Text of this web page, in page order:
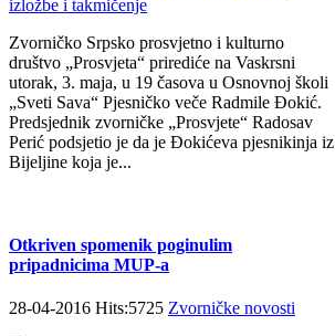
Zvorničko Srpsko prosvjetno i kulturno
društvo „Prosvjeta“ prirediće na Vaskrsni
utorak, 3. maja, u 19 časova u Osnovnoj školi
„Sveti Sava“ Pjesničko veče Radmile Đokić.
Predsjednik zvorničke „Prosvjete“ Radosav
Perić podsjetio je da je Đokićeva pjesnikinja iz
Bijeljine koja je...
Otkriven spomenik poginulim
pripadnicima MUP-a
28-04-2016 Hits:5725 Zvorničke novosti